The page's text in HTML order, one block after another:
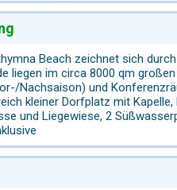
Beach zeichnet sich
liegen im circa 8000 qm
Nachsaison) und
kleiner Dorfplatz mit
und Liegewiese, 2